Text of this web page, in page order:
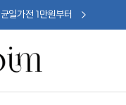
균일가전 1만원부터